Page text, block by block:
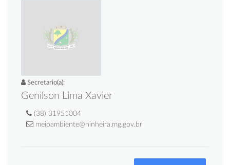
Secretario(a):
Genilson Lima Xavier
(38) 31951004
meioambiente@ninheira.mg.gov.br